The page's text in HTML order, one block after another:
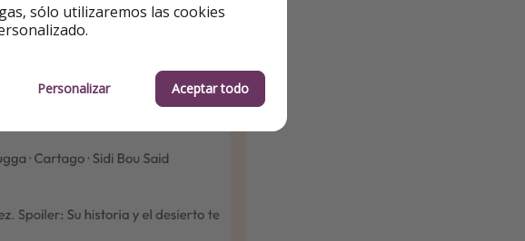
sólo utilizaremos las cookies
Personalizar Aceptar todo